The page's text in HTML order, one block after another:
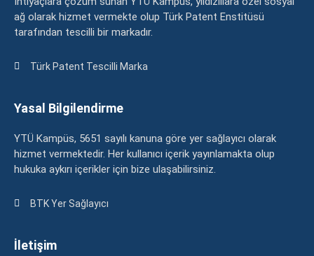
ağ olarak hizmet vermekte olup Türk Patent Enstitüsü
tarafından tescilli bir markadır.
Türk Patent Tescilli Marka
Yasal Bilgilendirme
YTÜ Kampüs, 5651 sayılı kanuna göre yer sağlayıcı olarak
hizmet vermektedir. Her kullanıcı içerik yayınlamakta olup
hukuka aykırı içerikler için bize ulaşabilirsiniz.
BTK Yer Sağlayıcı
İletişim